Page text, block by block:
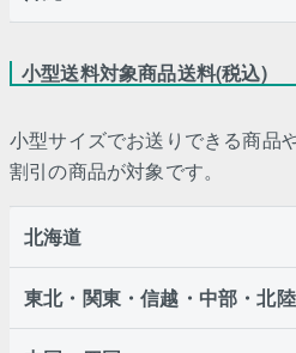
小型送料対象商品送料(税込)
小型サイズでお送りできる商品
割引の商品が対象です。
北海道
東北・関東・信越・中部・北